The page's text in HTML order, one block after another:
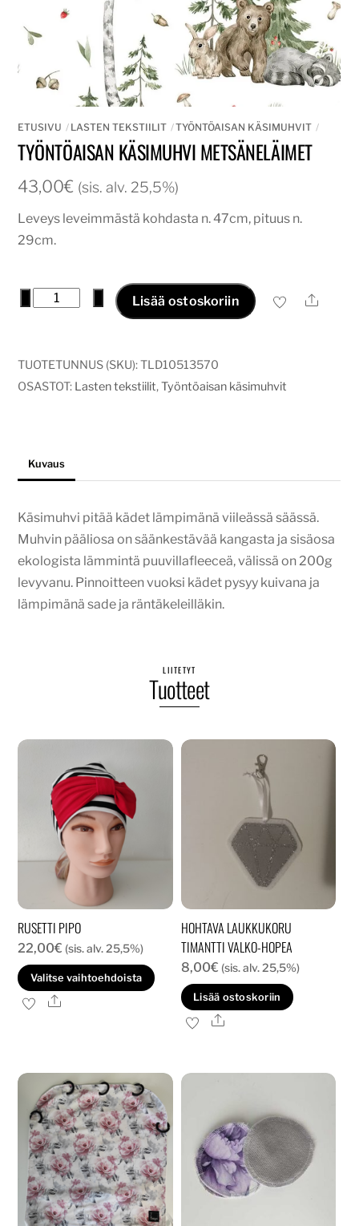
ETUSIVU LASTEN TEKSTIILIT TYÖNTÖAISAN KÄSIMUHVIT
TYÖNTÖAISAN KÄSIMUHVI METSÄNELÄIMET
43,00€ (sis. alv. 25,5%)
Leveys leveimmästä kohdasta n. 47cm, pituus n.
29cm.
Työntöaisan
määrä
Lisää ostoskoriin Ale
TUOTETUNNUS (SKU):TLD10513570
OSASTOT: Lasten tekstiilit,Työntöaisan käsimuhvit
Kuvaus
Käsimuhvi pitää kädet lämpimänä viileässä säässä.
Muhvin pääliosa on säänkestävää kangasta ja sisäosa
ekologista lämmintä puuvillafleeceä, välissä on 200g
levyvanu. Pinnoitteen vuoksi kädet pysyy kuivana ja
lämpimänä sade ja räntäkeleilläkin.
LIITETYT
Tuotteet
RUSETTI PIPO
22,00€ (sis. alv. 25,5%)
Valitse vaihtoehdoista
Tällä
tuotteella
Voit
tehdä
valinnat
tuotteen
sivulla.
Ale
HOHTAVA LAUKKUKORU
TIMANTTI VALKO-HOPEA
8,00€ (sis. alv. 25,5%)
Lisää ostoskoriin
Ale